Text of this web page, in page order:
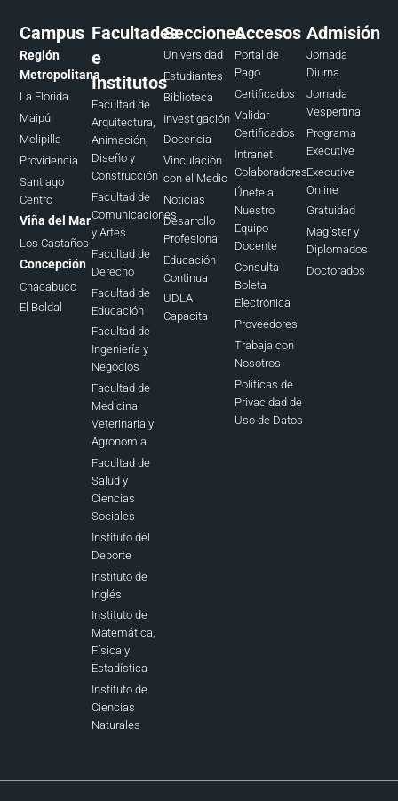
Campus
Región
Metropolitana
La Florida
Maipú
Melipilla
Providencia
Santiago
Centro
Viña del Mar
Los Castaños
Concepción
Chacabuco
El Boldal
Facultades
e
Institutos
Facultad de
Arquitectura,
Animación,
Diseño y
Construcción
Facultad de
Comunicaciones
y Artes
Facultad de
Derecho
Facultad de
Educación
Facultad de
Ingeniería y
Negocios
Facultad de
Medicina
Veterinaria y
Agronomía
Facultad de
Salud y
Ciencias
Sociales
Instituto del
Deporte
Instituto de
Inglés
Instituto de
Matemática,
Física y
Estadística
Instituto de
Ciencias
Naturales
Secciones
Universidad
Estudiantes
Biblioteca
Investigación
Docencia
Vinculación
con el Medio
Noticias
Desarrollo
Profesional
Educación
Continua
UDLA
Capacita
Accesos
Portal de
Pago
Certificados
Validar
Certificados
Intranet
Colaboradores
Únete a
Nuestro
Equipo
Docente
Consulta
Boleta
Electrónica
Proveedores
Trabaja con
Nosotros
Políticas de
Privacidad de
Uso de Datos
Admisión
Jornada
Diurna
Jornada
Vespertina
Programa
Executive
Executive
Online
Gratuidad
Magíster y
Diplomados
Doctorados